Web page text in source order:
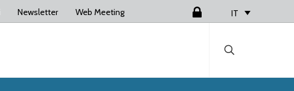
Newsletter Web Meeting IT